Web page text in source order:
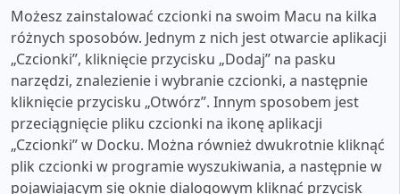
Możesz zainstalować czcionki na swoim Macu na kilka
różnych sposobów. Jednym z nich jest otwarcie aplikacji
„Czcionki”, kliknięcie przycisku „Dodaj” na pasku
narzędzi, znalezienie i wybranie czcionki, a następnie
kliknięcie przycisku „Otwórz”. Innym sposobem jest
przeciągnięcie pliku czcionki na ikonę aplikacji
„Czcionki” w Docku. Można również dwukrotnie kliknąć
plik czcionki w programie wyszukiwania, a następnie w
pojawiającym się oknie dialogowym kliknąć przycisk